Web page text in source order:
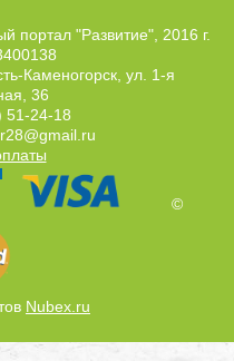
портал "Развитие", 2016 г.
Каменогорск, ул. 1-я
36
51-24-18
©
Nubex.ru